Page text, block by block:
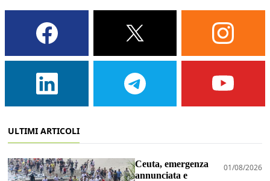
ULTIMI ARTICOLI
Ceuta, emergenza
annunciata e
01/08/2026